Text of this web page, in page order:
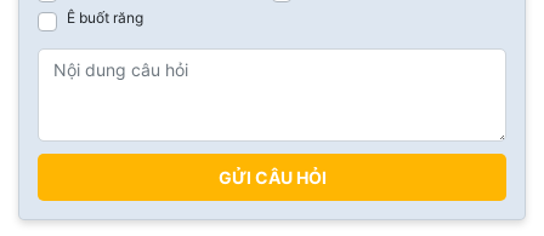
Ê buốt răng
GỬI CÂU HỎI